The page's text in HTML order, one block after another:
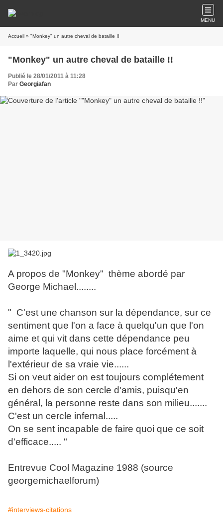
MENU
Accueil » "Monkey" un autre cheval de bataille !!
"Monkey" un autre cheval de bataille !!
Publié le 28/01/2011 à 11:28
Par Georgiafan
A propos de "Monkey" thème abordé par
George Michael........
" C'est une chanson sur la dépendance, sur ce
sentiment que l'on a face à quelqu'un que l'on
aime et qui vit dans cette dépendance peu
importe laquelle, qui nous place forcément à
l'extérieur de sa vraie vie......
Si on veut aider on est toujours complétement
en dehors de son cercle d'amis, puisqu'en
général, la personne reste dans son milieu.......
C'est un cercle infernal.....
On se sent incapable de faire quoi que ce soit
d'efficace..... "
Entrevue Cool Magazine 1988 (source
georgemichaelforum)
#interviews-citations